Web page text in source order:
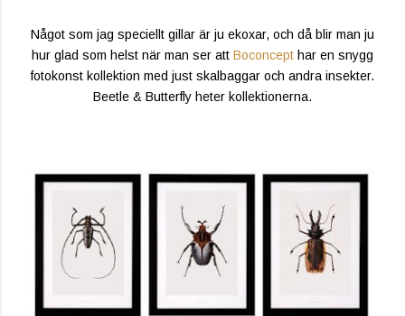
Något som jag speciellt gillar är ju ekoxar, och då blir man ju
hur glad som helst när man ser att Boconcept har en snygg
fotokonst kollektion med just skalbaggar och andra insekter.
Beetle & Butterfly heter kollektionerna.